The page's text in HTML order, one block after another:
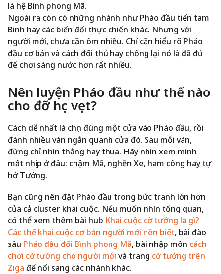
là hệ Bình phong Mã.
Ngoài ra còn có những nhánh như Pháo đầu tiến tam
Binh hay các biến đổi thực chiến khác. Nhưng với
người mới, chưa cần ôm nhiều. Chỉ cần hiểu rõ Pháo
đầu cơ bản và cách đối thủ hay chống lại nó là đã đủ
để chơi sáng nước hơn rất nhiều.
Nên luyện Pháo đầu như thế nào
cho đỡ học vẹt?
Cách dễ nhất là chọn đúng một cửa vào Pháo đầu, rồi
đánh nhiều ván ngắn quanh cửa đó. Sau mỗi ván,
đừng chỉ nhìn thắng hay thua. Hãy nhìn xem mình
mất nhịp ở đâu: chậm Mã, nghẽn Xe, ham công hay tự
hở Tướng.
Bạn cũng nên đặt Pháo đầu trong bức tranh lớn hơn
của cả cluster khai cuộc. Nếu muốn nhìn tổng quan,
có thể xem thêm bài hub Khai cuộc cờ tướng là gì?
Các thế khai cuộc cơ bản người mới nên biết, bài đào
sâu Pháo đầu đối Bình phong Mã, bài nhập môn cách
chơi cờ tướng cho người mới và trang cờ tướng trên
Ziga để nối sang các nhánh khác.